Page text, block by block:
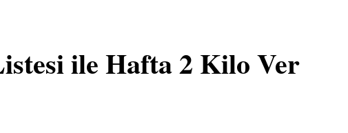
ile Hafta 2 Kilo Ver